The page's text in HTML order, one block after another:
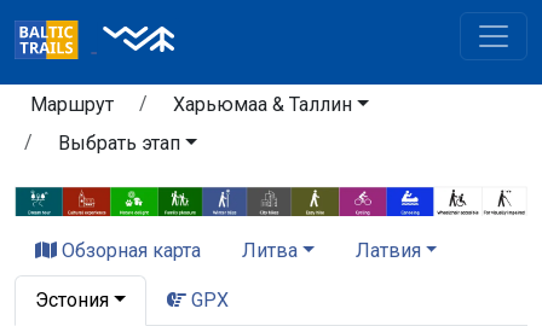
Маршрут
Харьюмаа & Таллин
Выбрать этап
Обзорная карта Литва Латвия
Эстония GPX